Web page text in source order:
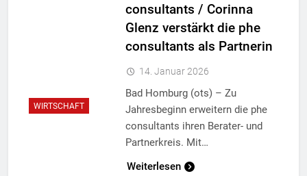
WIRTSCHAFT
consultants / Corinna
Glenz verstärkt die phe
consultants als Partnerin
14. Januar 2026
Bad Homburg (ots) – Zu
Jahresbeginn erweitern die phe
consultants ihren Berater- und
Partnerkreis. Mit…
Weiterlesen